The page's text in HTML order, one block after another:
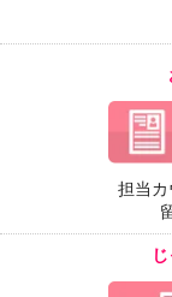
担当